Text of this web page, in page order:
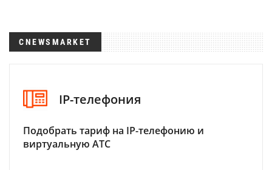
CNEWSMARKET
IP-телефония
Подобрать тариф на IP-телефонию и
виртуальную АТС